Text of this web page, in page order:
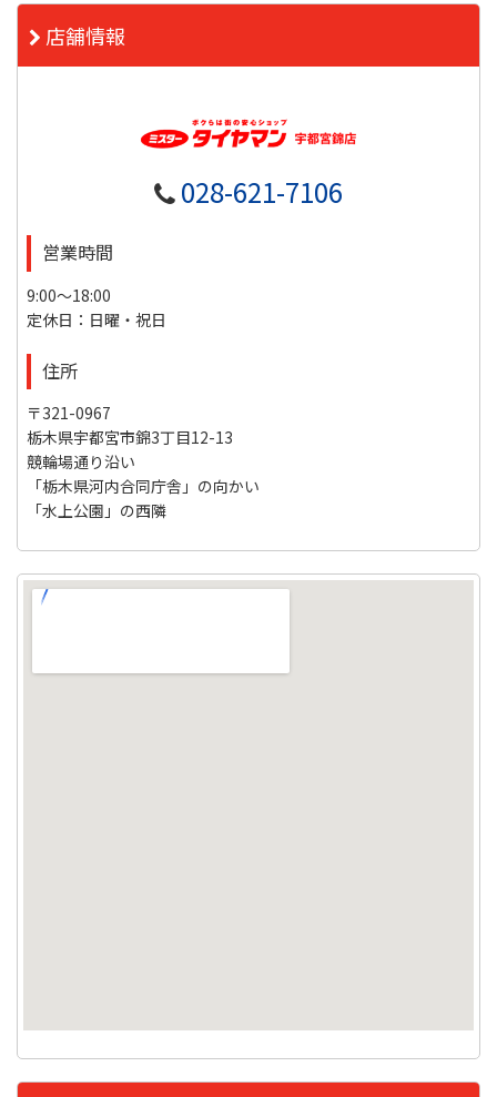
店舗情報
028-621-7106
営業時間
9:00～18:00
定休日：日曜・祝日
住所
〒321-0967
栃木県宇都宮市錦3丁目12-13
競輪場通り沿い
「栃木県河内合同庁舎」の向かい
「水上公園」の西隣